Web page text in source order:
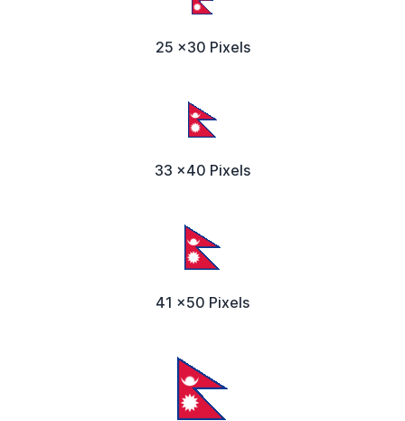
25 x30 Pixels
33 x40 Pixels
41 x50 Pixels